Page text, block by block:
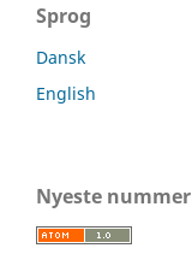
Sprog
Dansk
English
Nyeste nummer